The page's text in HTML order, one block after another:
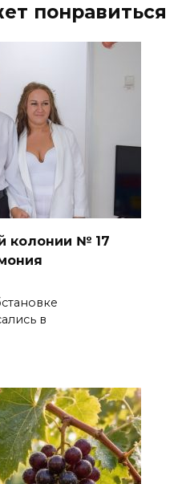
понравиться
колонии № 17
в